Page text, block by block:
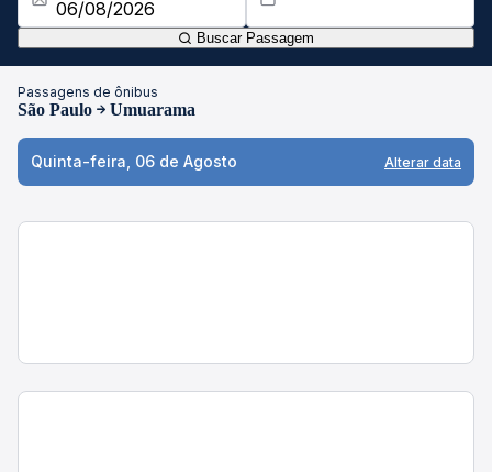
Buscar Passagem
Passagens de ônibus
São Paulo Umuarama
Quinta-feira, 06 de Agosto Alterar data